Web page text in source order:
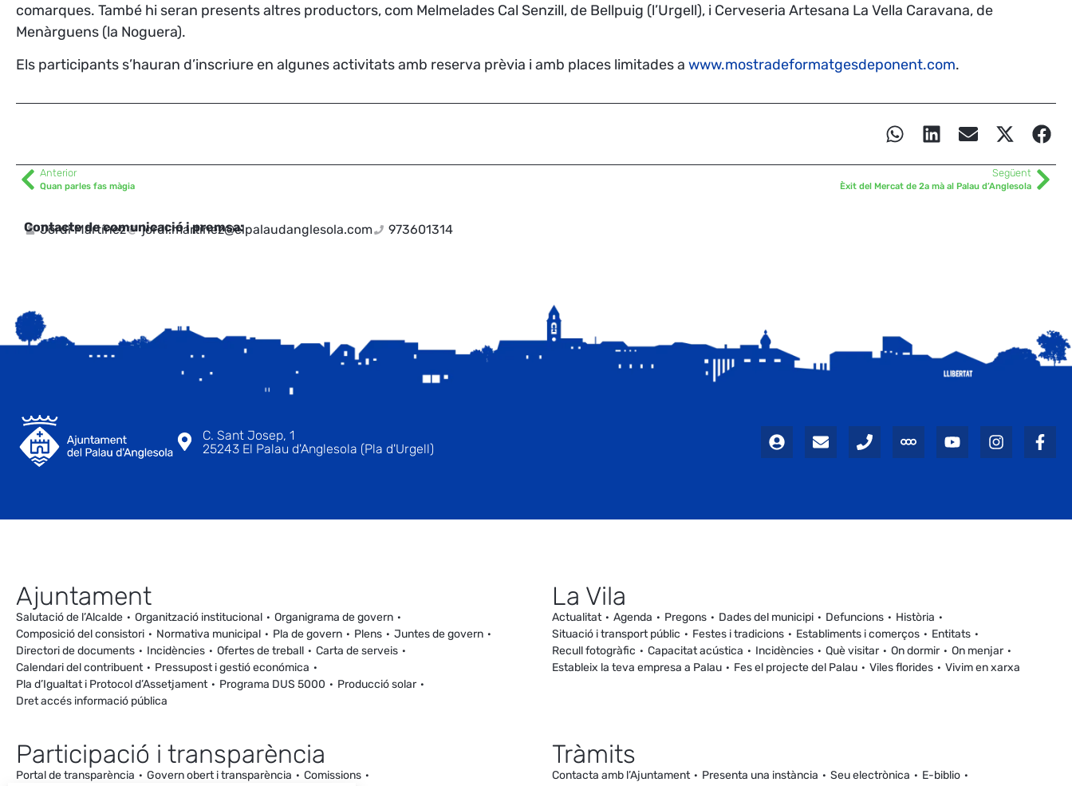
comarques. També hi seran presents altres productors, com Melmelades Cal Senzill, de Bellpuig (l’Urgell), i Cerveseria Artesana La Vella Caravana, de
Menàrguens (la Noguera).
Els participants s’hauran d’inscriure en algunes activitats amb reserva prèvia i amb places limitades a www.mostradeformatgesdeponent.com.
Anterior
Quan parles fas màgia
Següent
Èxit del Mercat de 2a mà al Palau d’Anglesola
Contacte de comunicació i premsa:
Jordi Martínez jordi.martinez@elpalaudanglesola.com 973601314
C. Sant Josep, 1
25243 El Palau d'Anglesola (Pla d'Urgell)
Ajuntament
Salutació de l’Alcalde Organització institucional
Organigrama de govern
Composició del consistori
Normativa municipal Pla de govern Plens
Juntes de govern
Directori de documents
Incidències Ofertes de treball
Carta de serveis
Calendari del contribuent
Pressupost i gestió económica
Pla d’Igualtat i Protocol d’Assetjament
Programa DUS 5000
Producció solar
Dret accés informació pública
La Vila
Actualitat Agenda Pregons Dades del municipi Defuncions
Història
Situació i transport públic
Festes i tradicions Establiments i comerços
Entitats
Recull fotogràfic
Capacitat acústica Incidències Què visitar On dormir
On menjar
Estableix la teva empresa a Palau
Fes el projecte del Palau Viles florides Vivim en xarxa
Participació i transparència
Portal de transparència Govern obert i transparència
Comissions
Tràmits
Contacta amb l’Ajuntament Presenta una instància Seu electrònica
E-biblio